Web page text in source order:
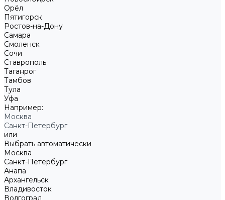
Орёл
Пятигорск
Ростов-на-Дону
Самара
Смоленск
Сочи
Ставрополь
Таганрог
Тамбов
Тула
Уфа
Например:
Москва
Санкт-Петербург
или
Выбрать автоматически
Москва
Санкт-Петербург
Анапа
Архангельск
Владивосток
Волгоград